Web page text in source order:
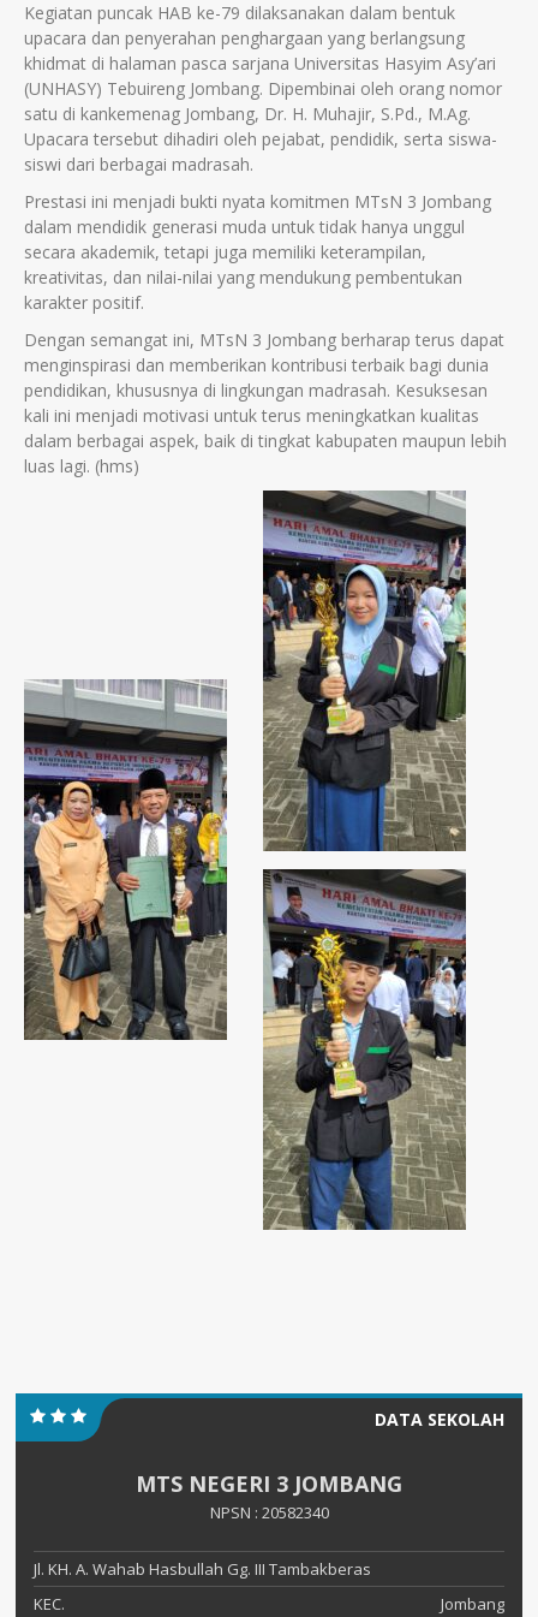
Kegiatan puncak HAB ke-79 dilaksanakan dalam bentuk
upacara dan penyerahan penghargaan yang berlangsung
khidmat di halaman pasca sarjana Universitas Hasyim Asy’ari
(UNHASY) Tebuireng Jombang. Dipembinai oleh orang nomor
satu di kankemenag Jombang, Dr. H. Muhajir, S.Pd., M.Ag.
Upacara tersebut dihadiri oleh pejabat, pendidik, serta siswa-
siswi dari berbagai madrasah.
Prestasi ini menjadi bukti nyata komitmen MTsN 3 Jombang
dalam mendidik generasi muda untuk tidak hanya unggul
secara akademik, tetapi juga memiliki keterampilan,
kreativitas, dan nilai-nilai yang mendukung pembentukan
karakter positif.
Dengan semangat ini, MTsN 3 Jombang berharap terus dapat
menginspirasi dan memberikan kontribusi terbaik bagi dunia
pendidikan, khususnya di lingkungan madrasah. Kesuksesan
kali ini menjadi motivasi untuk terus meningkatkan kualitas
dalam berbagai aspek, baik di tingkat kabupaten maupun lebih
luas lagi. (hms)
DATA SEKOLAH
MTS NEGERI 3 JOMBANG
NPSN : 20582340
Jl. KH. A. Wahab Hasbullah Gg. III Tambakberas
KEC.
Jombang